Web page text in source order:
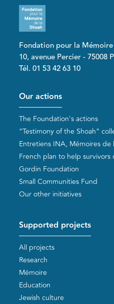
Fondation pour la Mémoire
10, avenue Percier - 75008
Tél. 01 53 42 63 10
Pied de page
Our actions
The Foundation's actions
“Testimony of the Shoah”
Entretiens INA, Mémoires de
French plan to help survivors
Gordin Foundation
Small Communities Fund
Our other initiatives
Supported projects
All projects
Research
Mémoire
Education
Jewish culture